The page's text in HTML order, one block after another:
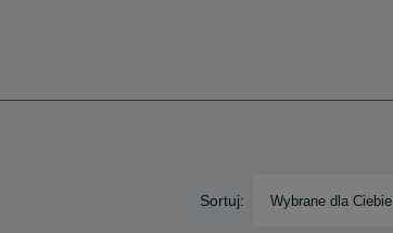
Sortuj: Wybrane dla Ciebie